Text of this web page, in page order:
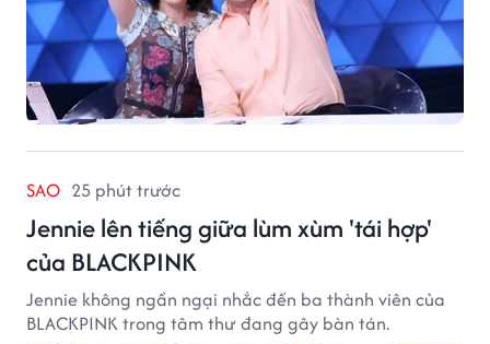
SAO 25 phút trước
Jennie lên tiếng giữa lùm xùm 'tái hợp'
của BLACKPINK
Jennie không ngần ngại nhắc đến ba thành viên của
BLACKPINK trong tâm thư đang gây bàn tán.